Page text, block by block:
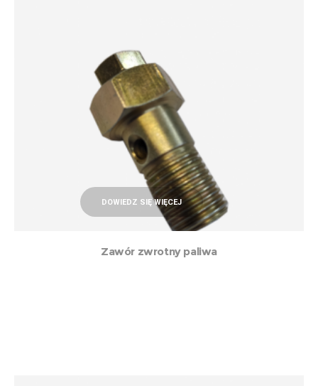
DOWIEDZ SIĘ WIĘCEJ
Zawór zwrotny paliwa